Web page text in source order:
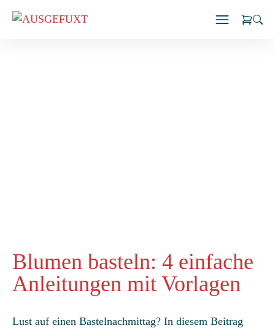
Inhalt
Blumen basteln: 4 einfache
Anleitungen mit Vorlagen
Lust auf einen Bastelnachmittag? In diesem Beitrag